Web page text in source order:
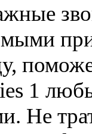
1
Не